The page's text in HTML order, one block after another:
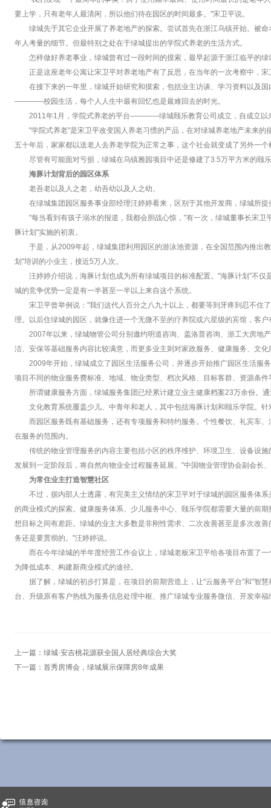
要上学，只有老年人最清闲，所以他们待在园区的时间最多。"宋卫平说。
绿城先于其它企业开展了养老地产的探索。尝试首先在浙江乌镇开始。被
年人考量的细节。但最特别之处在于绿城提出的学院式养老的生活方式。
怎样做好养老事业，绿城曾有过一段时间的摸索，最早起源于浙江临平的
正是这座老年公寓让宋卫平对养老地产有了反思，在当年的一次考察中，
在接下来的一年里，绿城开始研究和摸索，包括业主访谈、学习资料以及
————校园生活，每个人人生中最有回忆也是最难回去的时光。
2011年1月，学院式养老的平台————绿城颐乐教育公司成立，自成立以
"学院式养老"是宋卫平改变国人养老习惯的产品，在对绿城养老地产未来
五十年后，家家都以送老人去养老学院为正常之事，这个社会就变成了另外一
尽管有可能面对亏损，绿城在乌镇雅园项目中还是修建了3.5万平方米的颐
海豚计划背后的园区体系
老吾老以及人之老，幼吾幼以及人之幼。
在绿城集团园区服务事业部经理汪婷婷看来，区别于其他开发商，绿城所
"每当看到有孩子溺水的报道，我都会胆战心惊，"有一次，绿城董事长宋
豚计划"实施的初衷。
于是，从2009年起，绿城集团利用园区的游泳池资源，在全国范围内推出
划"培训的小业主，接近5万人次。
汪婷婷介绍说，海豚计划也成为所有绿城项目的标准配置。"海豚计划"不
城的竞争优势一定是有一半甚至一半以上来自这个系统。
宋卫平曾举例说："我们这代人百分之八九十以上，都要等到牙疼到忍不住
理。以后住绿城的园区，就像住进一个无微不至的疗养院或六星级的宾馆，客
2007年以来，绿城物管公司分别邀约明道咨询、盖洛普咨询、浙工大房地
洁、安保等基础服务内容比较满意，而更多业主则对家政服务、健康服务、文
2009年开始，绿城成立了园区生活服务公司，并逐步开始推广园区生活服
项目不同的物业服务费标准、地域、物业类型、档次风格、目标客群、资源条
所谓健康服务方面，绿城服务集团已经累计建立业主健康档案23万余份。
文化教育系统覆盖少儿、中青年和老人，其中包括海豚计划和颐乐学院。
而园区服务既有基础服务，还有专项服务和特约服务。个性餐饮、礼宾车
在服务的范围内。
传统的物业管理服务的内容主要包括小区的秩序维护、环境卫生、设备设
发展到一定阶段后，将自然向物业全过程服务延展。"中国物业管理协会副会长
为常住业主打造智慧社区
不过，据内部人士透露，有完美主义情结的宋卫平对于绿城的园区服务体
的商业模式的探索。健康服务体系、少儿服务中心、颐乐学院都需要大量的前
想目标之间有差距。绿城的业主大多数是非刚性需求、二次改善甚至是多次改
务还是要贯彻的。"汪婷婷说。
而在今年绿城的半年度经营工作会议上，绿城老板宋卫平给各项目布置
为降低成本、构建新商业模式的途径。
据了解，绿城的初步打算是，在项目的前期营造上，让"云服务平台"和"智
台、升级原有客户热线为服务信息处理中枢、推广绿城专业服务微信、开发幸
上一篇： 绿城·安吉桃花源获全国人居经典综合大奖
下一篇： 首秀房博会，绿城展示保障房8年成果